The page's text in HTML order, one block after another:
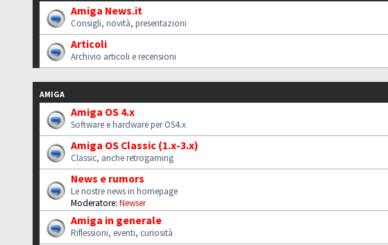
Amiga News.it
Consigli, novità, presentazioni
Articoli
Archivio articoli e recensioni
AMIGA
Amiga OS 4.x
Software e hardware per OS4.x
Amiga OS Classic (1.x-3.x)
Classic, anche retrogaming
News e rumors
Le nostre news in homepage
Moderatore: Newser
Amiga in generale
Riflessioni, eventi, curiosità